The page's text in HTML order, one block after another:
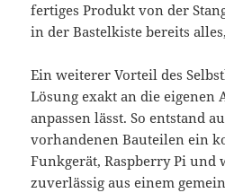
fertiges Produkt von der
in der Bastelkiste bereits
Ein weiterer Vorteil des
Lösung exakt an die eigenen
anpassen lässt. So entstand
vorhandenen Bauteilen ein
Funkgerät, Raspberry Pi und
zuverlässig aus einem